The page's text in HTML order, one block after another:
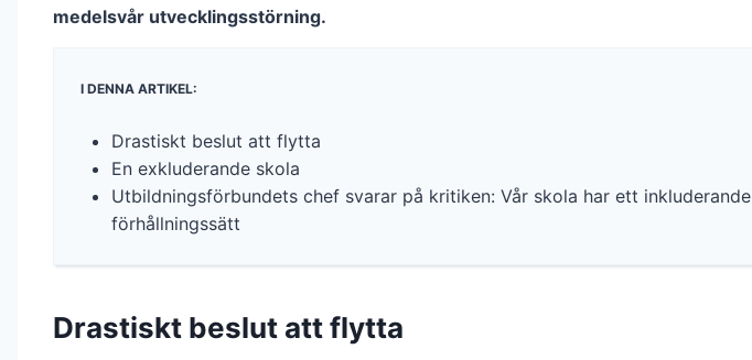
medelsvår utvecklingsstörning.
I DENNA ARTIKEL:
Drastiskt beslut att flytta
En exkluderande skola
Utbildningsförbundets chef svarar på kritiken: Vår skola har ett inkluderande
förhållningssätt
Drastiskt beslut att flytta